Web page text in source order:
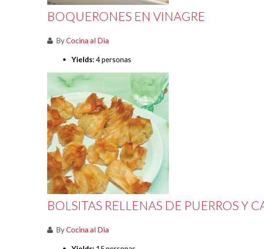
BOQUERONES EN VINAGRE
ByCocina al Dia
Yields: 4 personas
BOLSITAS RELLENAS DE PUERROS Y
ByCocina al Dia